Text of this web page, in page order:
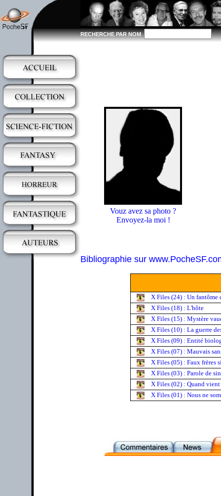
RECHERCHE PAR NOM
Vouz avez sa photo ?
Envoyez-la moi !
Bibliographie sur
X Files (24) : Un fantôme
X Files (18) : L'hôte
X Files (15) : Mystère
X Files (10) : La guerre
X Files (09) : Entité
X Files (07) : Mauvais
X Files (05) : Faux frères
X Files (03) : Parole de
X Files (02) : Quand
X Files (01) : Nous ne